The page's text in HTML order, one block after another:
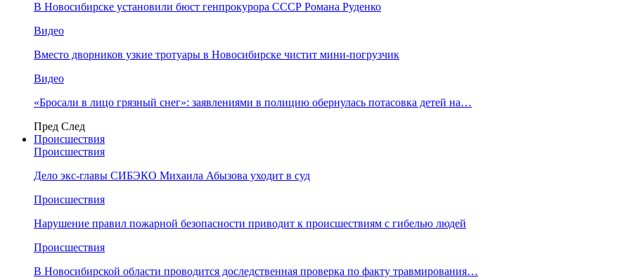
В Новосибирске установили бюст генпрокурора СССР Романа Руденко
Видео
Вместо дворников узкие тротуары в Новосибирске чистит мини-погрузчик
Видео
«Бросали в лицо грязный снег»: заявлениями в полицию обернулась потасовка детей на…
Пред След
Происшествия
Происшествия
Дело экс-главы СИБЭКО Михаила Абызова уходит в суд
Происшествия
Нарушение правил пожарной безопасности приводит к происшествиям с гибелью людей
Происшествия
В Новосибирской области проводится доследственная проверка по факту травмирования…